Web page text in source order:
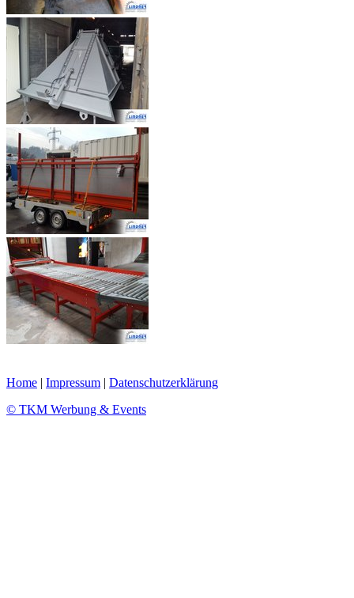
Home | Impressum | Datenschutzerklärung
© TKM Werbung & Events